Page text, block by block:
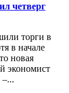
четверг
торги в
в начале
новая
экономист
–...